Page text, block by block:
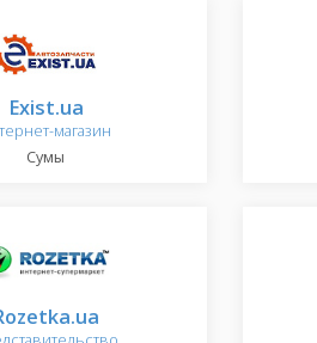
Exist.ua
магазин
Сумы